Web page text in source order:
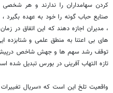
کردن سهامداران را ندارند و هر
صنایع حباب گونه را خود به عهده
، مدیران اجازه دهند که این اتفاق در
های بی اعتنا به منطق علمی و شتابزده
توقف رشد سهم ها و جهش شاخص درپیش
تازه التهاب آفرینی در بورس تبدیل شده
واقعیت تلخ این است که «سریال